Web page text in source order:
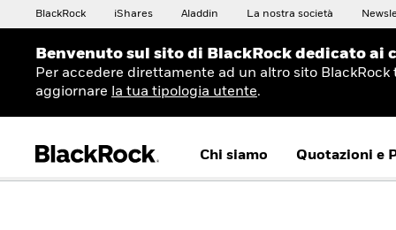
BlackRock iShares Aladdin La nostra società
Benvenuto sul sito di BlackRock dedicato
Per accedere direttamente ad un altro sito
aggiornare
la tua tipologia utente.
Chi siamo Quotazioni e